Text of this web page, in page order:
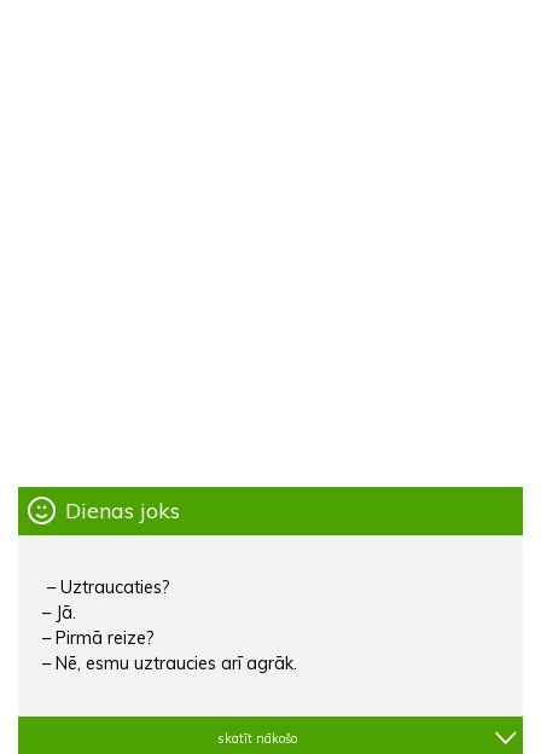
Dienas joks
– Uztraucaties?
– Jā.
– Pirmā reize?
– Nē, esmu uztraucies arī agrāk.
skatīt nākošo